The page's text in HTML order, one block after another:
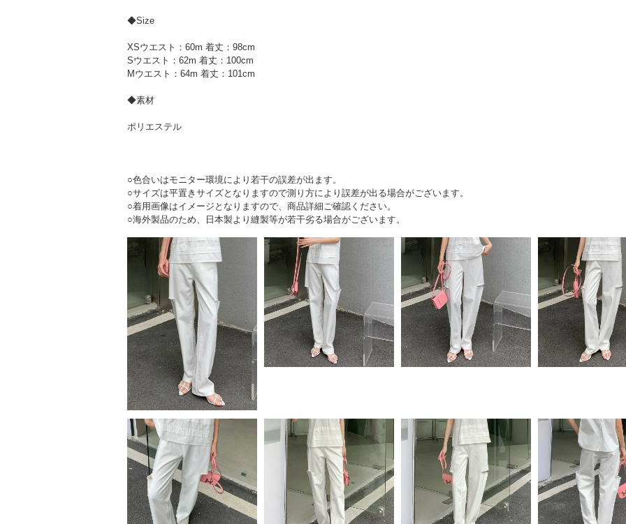
◆Size
XSウエスト：60m 着丈：98cm
Sウエスト：62m 着丈：100cm
Mウエスト：64m 着丈：101cm
◆素材
ポリエステル
○色合いはモニター環境により若干の誤差が出ます。
○サイズは平置きサイズとなりますので測り方により誤差が出る場合がございます。
○着用画像はイメージとなりますので、商品詳細ご確認ください。
○海外製品のため、日本製より縫製等が若干劣る場合がございます。